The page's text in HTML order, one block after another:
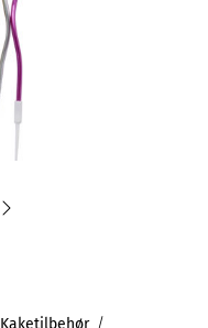
Kaketilbehør